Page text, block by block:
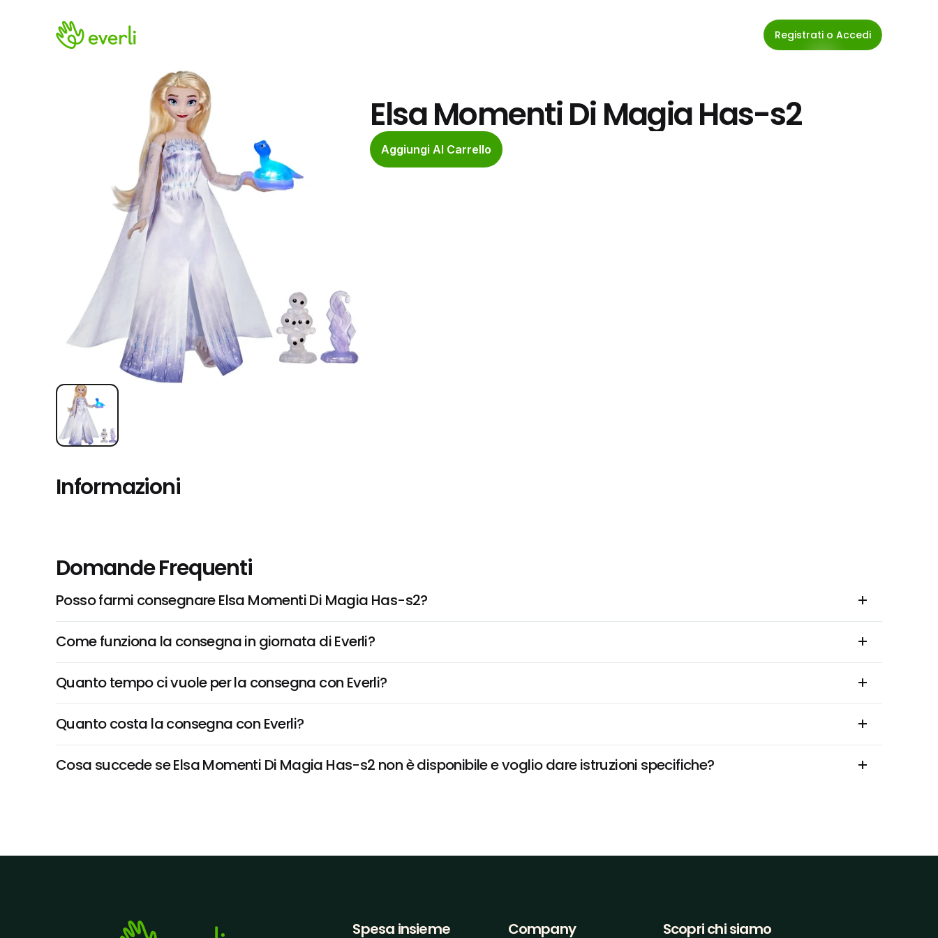
Registrati o Accedi
Elsa Momenti Di Magia Has-s2
Aggiungi Al Carrello
Informazioni
Domande Frequenti
Posso farmi consegnare Elsa Momenti Di Magia Has-s2?
Come funziona la consegna in giornata di Everli?
Quanto tempo ci vuole per la consegna con Everli?
Quanto costa la consegna con Everli?
Cosa succede se Elsa Momenti Di Magia Has-s2 non è disponibile e voglio dare istruzioni specifiche?
Spesa insieme Company Scopri chi siamo